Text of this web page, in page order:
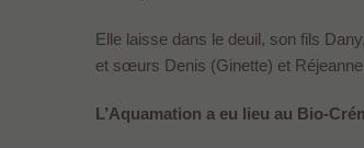
Elle laisse dans le deuil, son fils
et sœurs Denis (Ginette) et
L’Aquamation a eu lieu au Bio-